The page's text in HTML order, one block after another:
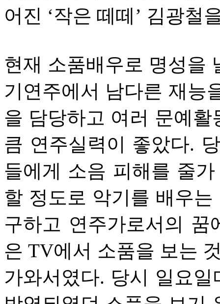
어진 ‘작은 떼떼’ 김광철
현재 소품배우로 명성을
기연주에서 남다른 재능
을 담당하고 여러 문예
큼 연주실력이 좋았다.
들에게 소음 피해를 줄
할 정도로 악기를 배우
구하고 연주가로서의
은 TV에서 소품을 보는
가와서였다. 당시 일요